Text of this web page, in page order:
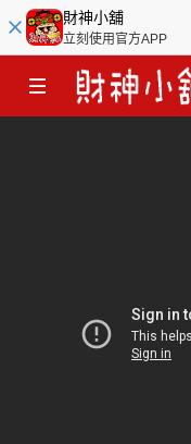
財神小舖
立刻使用官方APP